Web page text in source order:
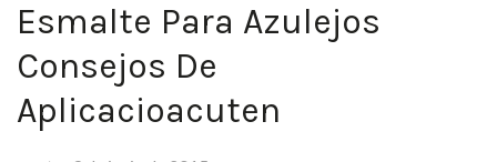
Esmalte Para Azulejos
Consejos De
Aplicacioacuten